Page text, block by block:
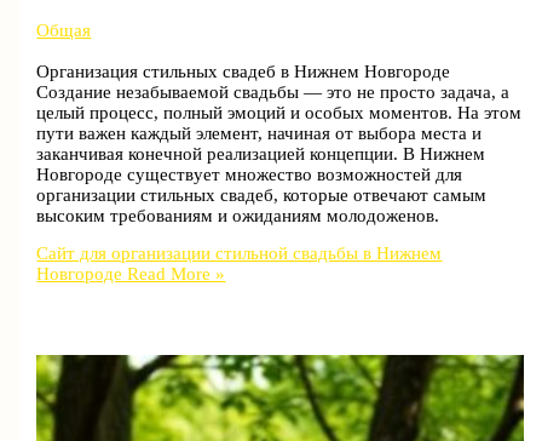
Общая
Организация стильных свадеб в Нижнем Новгороде
Создание незабываемой свадьбы — это не просто задача, а
целый процесс, полный эмоций и особых моментов. На этом
пути важен каждый элемент, начиная от выбора места и
заканчивая конечной реализацией концепции. В Нижнем
Новгороде существует множество возможностей для
организации стильных свадеб, которые отвечают самым
высоким требованиям и ожиданиям молодоженов.
Сайт для организации стильной свадьбы в Нижнем
Новгороде Read More »